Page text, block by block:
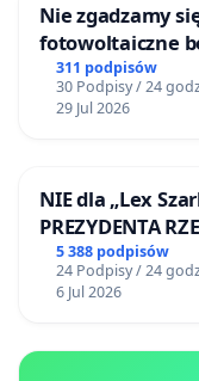
Nie zgadzamy
fotowoltaiczne
mieszkańców
311 podpisów
30 Podpisy / 24
29 Jul 2026
NIE dla „Lex
PREZYDENTA
5 388 podpisów
24 Podpisy / 24
6 Jul 2026